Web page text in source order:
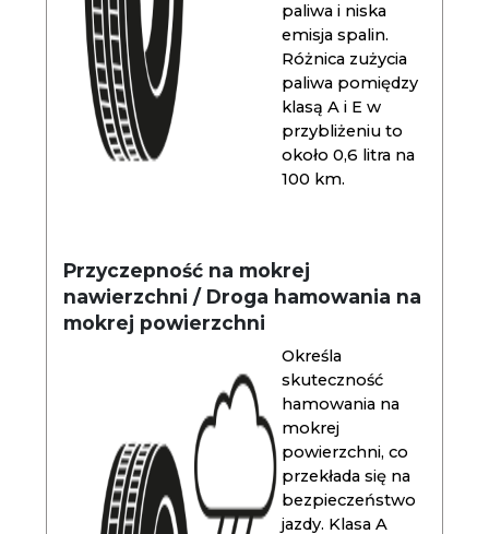
paliwa i niska
emisja spalin.
Różnica zużycia
paliwa pomiędzy
klasą A i E w
przybliżeniu to
około 0,6 litra na
100 km.
Przyczepność na mokrej
nawierzchni / Droga hamowania na
mokrej powierzchni
Określa
skuteczność
hamowania na
mokrej
powierzchni, co
przekłada się na
bezpieczeństwo
jazdy. Klasa A